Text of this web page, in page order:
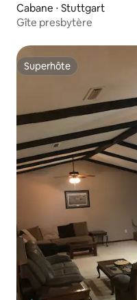
Cabane ⋅ Stuttgart
Gîte presbytère
Superhôte
Superhôte